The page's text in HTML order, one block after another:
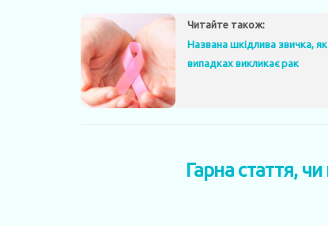
Читайте також:
Названа шкідлива звичка,
випадках викликає рак
Гарна стаття,